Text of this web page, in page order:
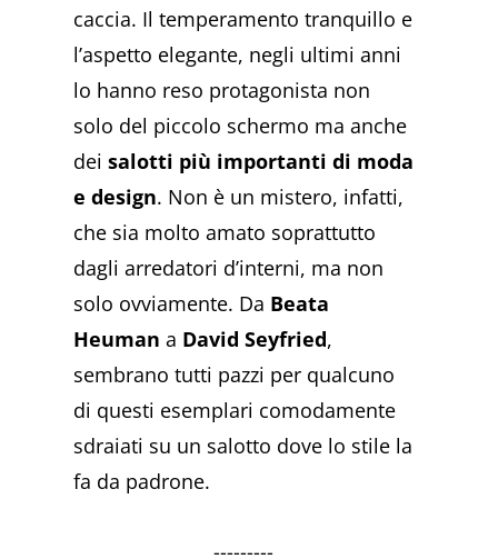
caccia. Il temperamento tranquillo e
l’aspetto elegante, negli ultimi anni
lo hanno reso protagonista non
solo del piccolo schermo ma anche
deisalotti più importanti di moda
e design. Non è un mistero, infatti,
che sia molto amato soprattutto
dagli arredatori d’interni, ma non
solo ovviamente. Da Beata
Heuman a David Seyfried,
sembrano tutti pazzi per qualcuno
di questi esemplari comodamente
sdraiati su un salotto dove lo stile la
fa da padrone.
---------